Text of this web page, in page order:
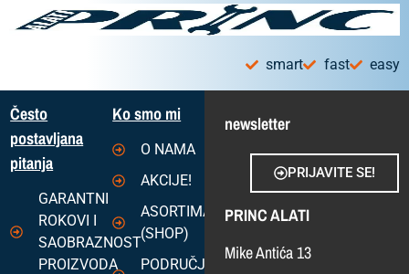
smart fast easy
Često
postavljana
pitanja
GARANTNI
ROKOVI I
SAOBRAZNOST
PROIZVODA
Ko smo mi
O NAMA
AKCIJE!
ASORTIMAN
(SHOP)
PODRUČJA
newsletter
PRIJAVITE SE!
PRINC ALATI
Mike Antića 13